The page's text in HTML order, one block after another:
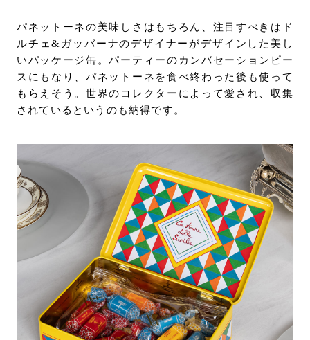
パネットーネの美味しさはもちろん、注目すべきはド
ルチェ&ガッバーナのデザイナーがデザインした美し
いパッケージ缶。パーティーのカンバセーションピー
スにもなり、パネットーネを食べ終わった後も使って
もらえそう。世界のコレクターによって愛され、収集
されているというのも納得です。